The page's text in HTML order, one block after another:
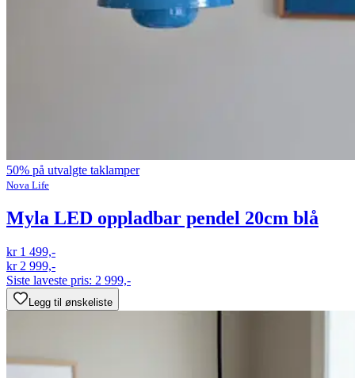
50% på utvalgte taklamper
Nova Life
Myla LED oppladbar pendel 20cm blå
kr 1 499,-
kr 2 999,-
Siste laveste pris: 2 999,-
Legg til ønskeliste